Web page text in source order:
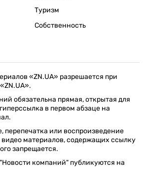
Туризм
Собственность
«ZN.UA» разрешается при
обязательна прямая, открытая для
в первом абзаце на
перепечатка или воспроизведение
материалов, содержащих ссылку
запрещается.
компаний" публикуются на